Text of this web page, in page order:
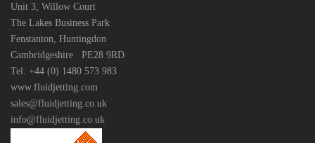
Unit 3, Willow Court
The Lakes Business Park
Fenstanton, Huntingdon
Cambridgeshire PE28 9RD
Tel. +44 (0) 1480 573 983
www.fluidjetting.com
sales@fluidjetting.co.uk
info@fluidjetting.co.uk